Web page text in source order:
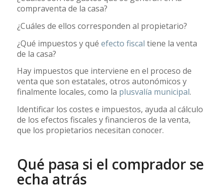
compraventa de la casa?
¿Cuáles de ellos corresponden al propietario?
¿Qué impuestos y qué efecto fiscal tiene la venta
de la casa?
Hay impuestos que interviene en el proceso de
venta que son estatales, otros autonómicos y
finalmente locales, como la plusvalía municipal.
Identificar los costes e impuestos, ayuda al cálculo
de los efectos fiscales y financieros de la venta,
que los propietarios necesitan conocer.
Qué pasa si el comprador se
echa atrás